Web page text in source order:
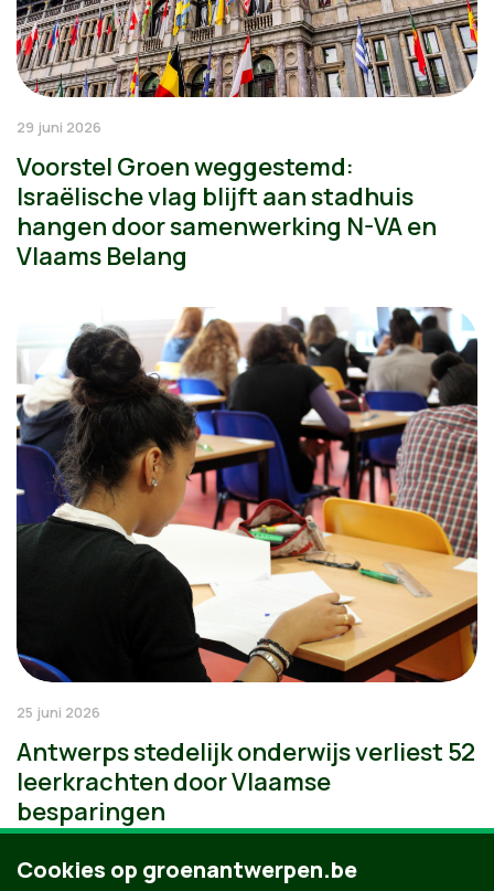
29 juni 2026
Voorstel Groen weggestemd:
Israëlische vlag blijft aan stadhuis
hangen door samenwerking N-VA en
Vlaams Belang
25 juni 2026
Antwerps stedelijk onderwijs verliest 52
leerkrachten door Vlaamse
besparingen
Cookies op groenantwerpen.be